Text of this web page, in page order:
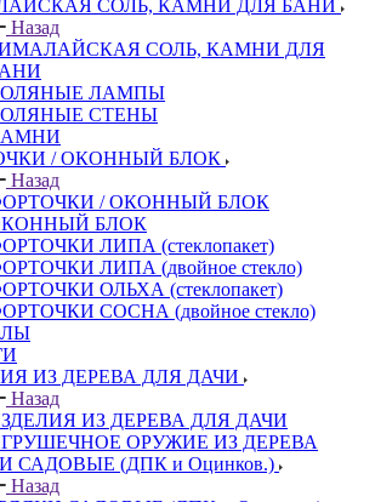
СОЛЬ, КАМНИ ДЛЯ БАНИ
Назад
СОЛЬ, КАМНИ ДЛЯ
ЛАМПЫ
СТЕНЫ
/ ОКОННЫЙ БЛОК
Назад
/ ОКОННЫЙ БЛОК
БЛОК
ЛИПА (стеклопакет)
ЛИПА (двойное стекло)
ОЛЬХА (стеклопакет)
СОСНА (двойное стекло)
ИЗ ДЕРЕВА ДЛЯ ДАЧИ
Назад
ИЗ ДЕРЕВА ДЛЯ ДАЧИ
ОРУЖИЕ ИЗ ДЕРЕВА
САДОВЫЕ (ДПК и Оцинков.)
Назад